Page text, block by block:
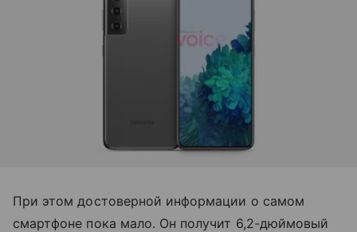
При этом достоверной информации о самом
смартфоне пока мало. Он получит 6,2-дюймовый